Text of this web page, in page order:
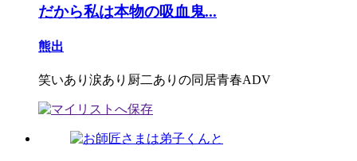
だから私は本物の吸血鬼...
熊出
笑いあり涙あり厨二ありの同居青春ADV